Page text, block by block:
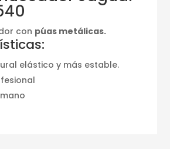
con púas metálicas.
elástico y más estable.